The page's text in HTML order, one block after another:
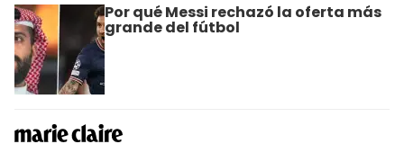
Por qué Messi rechazó la oferta más
grande del fútbol